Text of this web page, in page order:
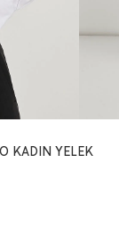
KADIN YELEK